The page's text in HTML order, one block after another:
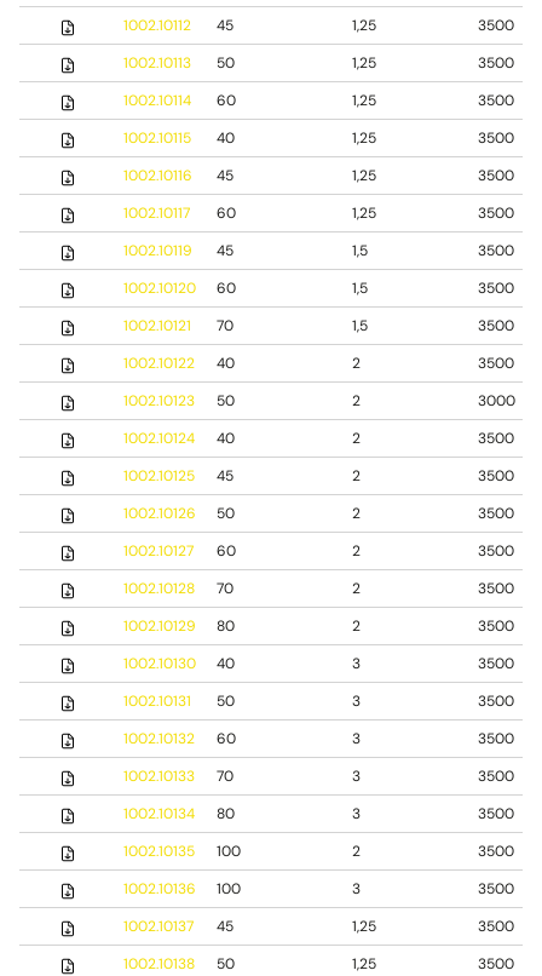
1002.10112
45 1,25
3500
1002.10113
50 1,25
3500
1002.10114
60 1,25
3500
1002.10115
40 1,25
3500
1002.10116
45 1,25
3500
1002.10117
60 1,25
3500
1002.10119
45 1,5
3500
1002.10120
60 1,5
3500
1002.10121
70 1,5
3500
1002.10122
40 2
3500
1002.10123
50 2
3000
1002.10124
40 2
3500
1002.10125
45 2
3500
1002.10126
50 2
3500
1002.10127
60 2
3500
1002.10128
70 2
3500
1002.10129
80 2
3500
1002.10130
40 3
3500
1002.10131
50 3
3500
1002.10132
60 3
3500
1002.10133
70 3
3500
1002.10134
80 3
3500
1002.10135
100 2
3500
1002.10136
100 3
3500
1002.10137
45 1,25
3500
1002.10138
50 1,25
3500